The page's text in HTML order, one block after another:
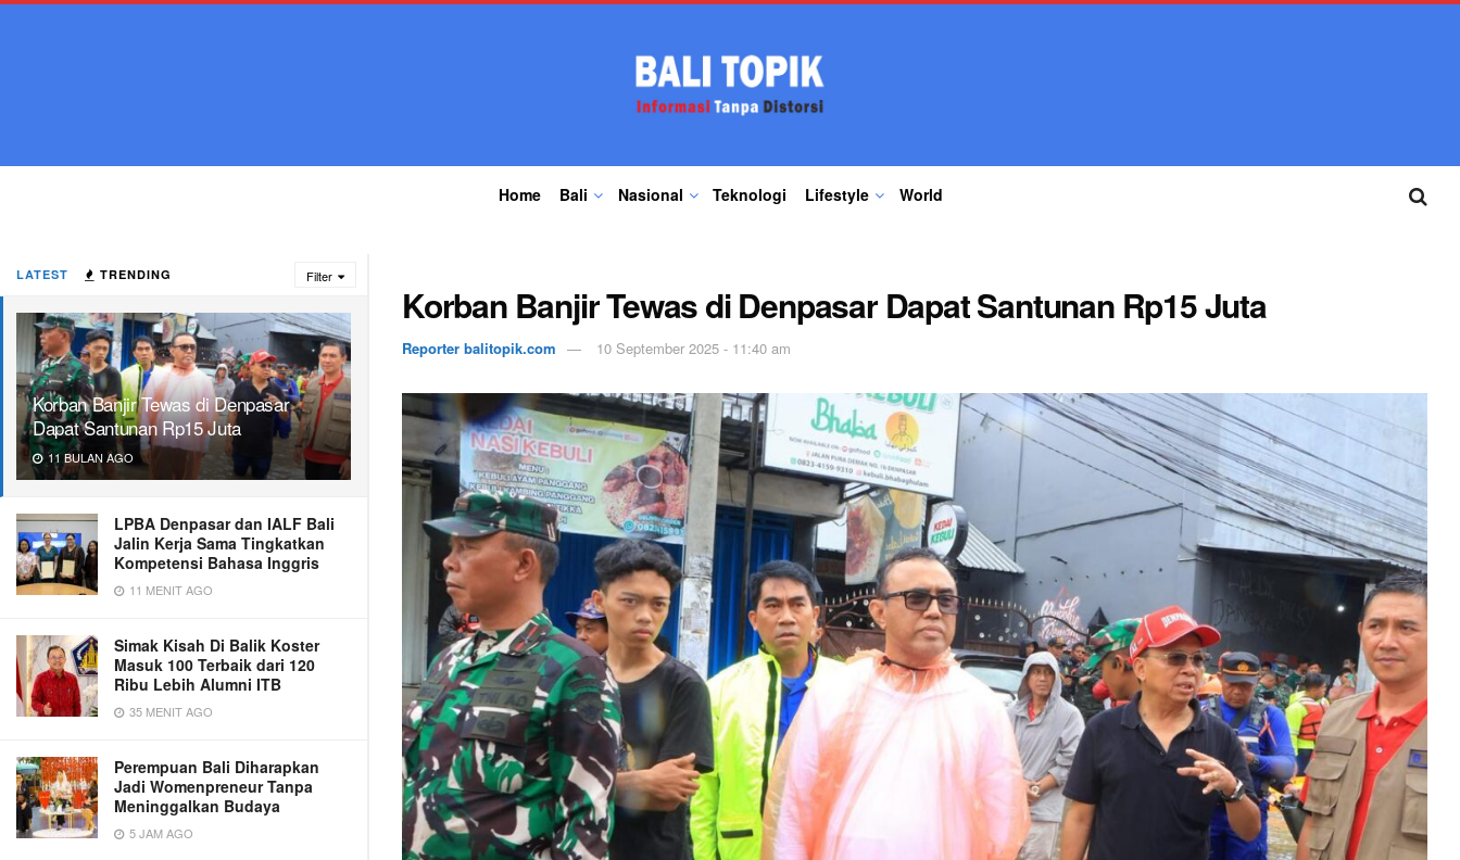
LATEST TRENDING Filter
Korban Banjir Tewas di Denpasar
Dapat Santunan Rp15 Juta
11 BULAN AGO
LPBA Denpasar dan IALF Bali
Jalin Kerja Sama Tingkatkan
Kompetensi Bahasa Inggris
11 MENIT AGO
Simak Kisah Di Balik Koster
Masuk 100 Terbaik dari 120
Ribu Lebih Alumni ITB
35 MENIT AGO
Perempuan Bali Diharapkan
Jadi Womenpreneur Tanpa
Meninggalkan Budaya
5 JAM AGO
Home Bali Nasional Teknologi Lifestyle World
Korban Banjir Tewas di Denpasar Dapat Santunan Rp15 Juta
Reporter balitopik.com 10 September 2025 - 11:40 am